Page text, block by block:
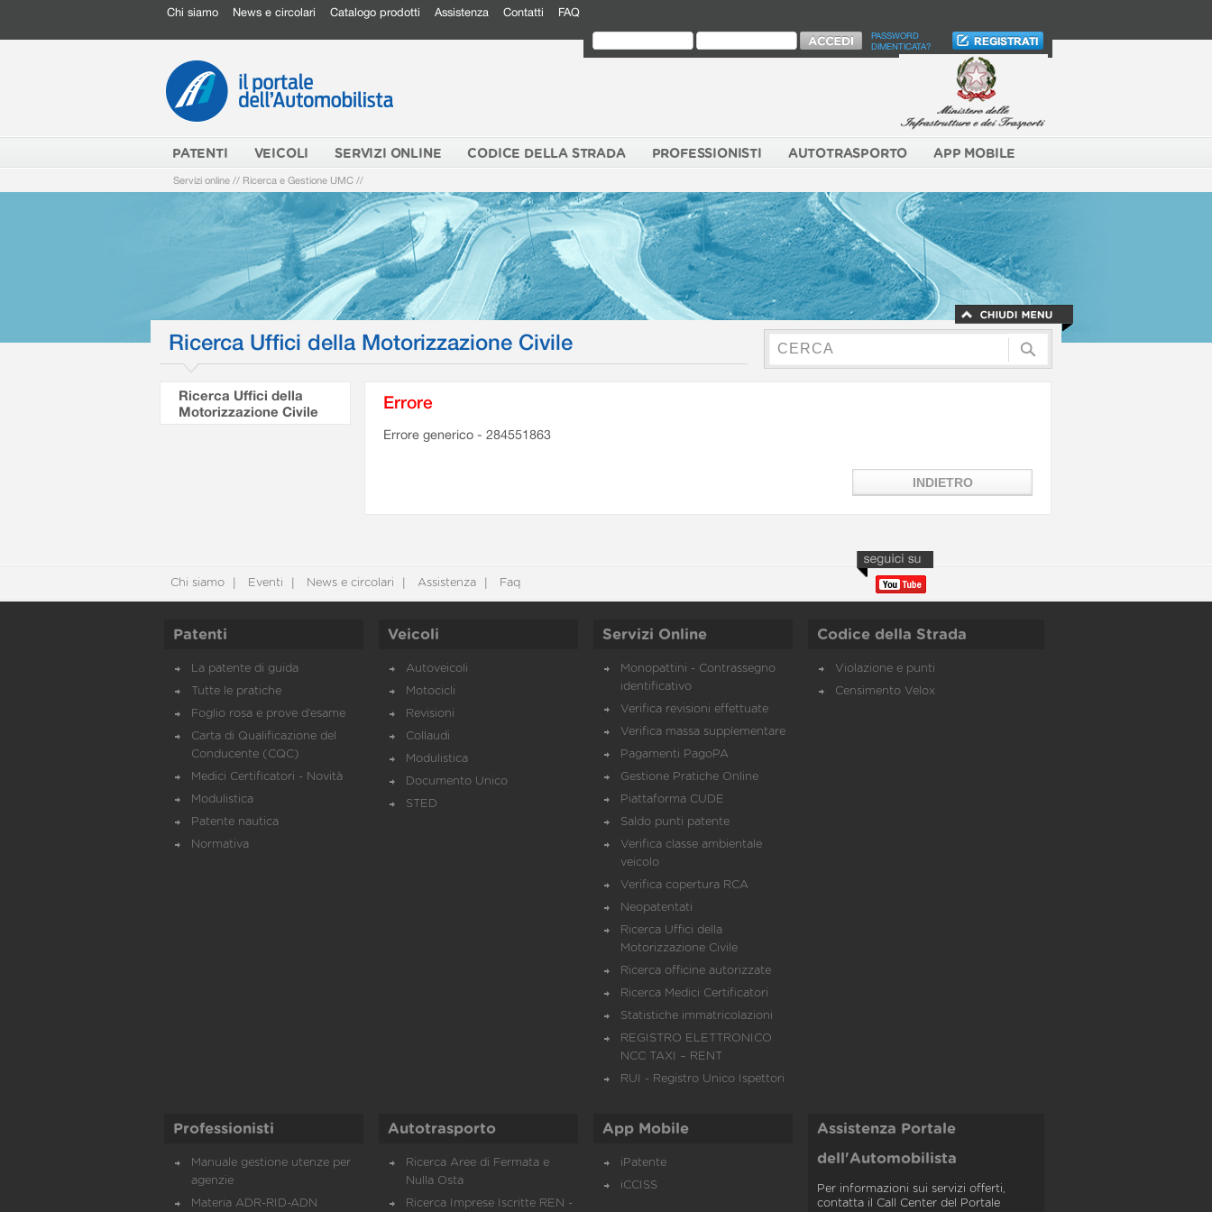
Chi siamo News e circolari Catalogo prodotti Assistenza Contatti FAQ
PASSWORD
DIMENTICATA?
PATENTI VEICOLI SERVIZI ONLINE CODICE DELLA STRADA PROFESSIONISTI AUTOTRASPORTO APP MOBILE
Servizi online // Ricerca e Gestione UMC //
Ricerca Uffici della Motorizzazione Civile
Ricerca Uffici della
Motorizzazione Civile
Errore
Errore generico - 284551863
Chi siamo Eventi News e circolari Assistenza Faq
Patenti
La patente di guida
Tutte le pratiche
Foglio rosa e prove d’esame
Carta di Qualificazione del
Conducente (CQC)
Medici Certificatori - Novità
Modulistica
Patente nautica
Normativa
Veicoli
Autoveicoli
Motocicli
Revisioni
Collaudi
Modulistica
Documento Unico
STED
Servizi Online
Monopattini - Contrassegno
identificativo
Verifica revisioni effettuate
Verifica massa supplementare
Pagamenti PagoPA
Gestione Pratiche Online
Piattaforma CUDE
Saldo punti patente
Verifica classe ambientale
veicolo
Verifica copertura RCA
Neopatentati
Ricerca Uffici della
Motorizzazione Civile
Ricerca officine autorizzate
Ricerca Medici Certificatori
Statistiche immatricolazioni
REGISTRO ELETTRONICO
NCC TAXI – RENT
RUI - Registro Unico Ispettori
Codice della Strada
Violazione e punti
Censimento Velox
Professionisti
Manuale gestione utenze per
agenzie
Materia ADR-RID-ADN
Autotrasporto
Ricerca Aree di Fermata e
Nulla Osta
Ricerca Imprese Iscritte REN -
App Mobile
iPatente
iCCISS
Assistenza Portale
dell'Automobilista
Per informazioni sui servizi offerti,
contatta il Call Center del Portale